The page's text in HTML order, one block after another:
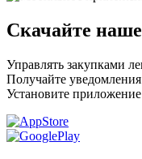
Скачайте
Управлять закупками
Получайте
Установите